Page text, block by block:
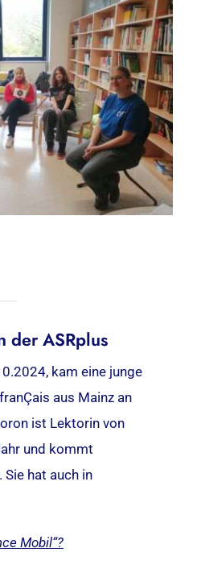
der ASRplus
kam eine junge
aus Mainz an
ist Lektorin von
und kommt
hat auch in
Mobil“?